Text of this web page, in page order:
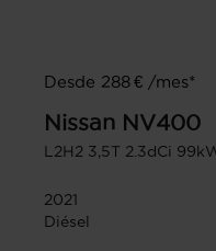
Desde 288 € /mes*
Nissan NV400
L2H2 3,5T 2.3dCi
2021
Diésel